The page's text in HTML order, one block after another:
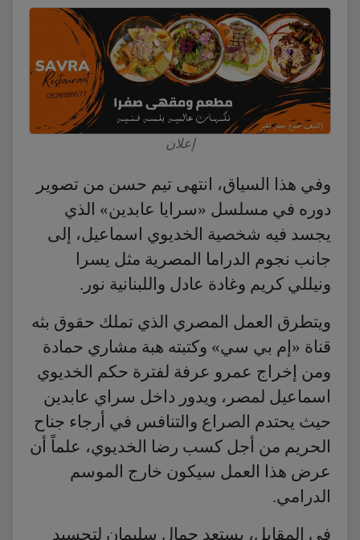
إعلان
وفي هذا السياق، انتهى تيم حسن من تصوير
دوره في مسلسل «سرايا عابدين» الذي
يجسد فيه شخصية الخديوي اسماعيل، إلى
جانب نجوم الدراما المصرية مثل يسرا
ونيللي كريم وغادة عادل واللبنانية نور.
ويتطرق العمل المصري الذي تملك حقوق بثه
قناة «إم بي سي» وكتبته هبة مشاري حمادة
ومن إخراج عمرو عرفة لفترة حكم الخديوي
اسماعيل لمصر، ويدور داخل سراي عابدين
حيث يحتدم الصراع والتنافس في أرجاء جناح
الحريم من أجل كسب رضا الخديوي، علماً أن
عرض هذا العمل سيكون خارج الموسم
الدرامي.
في المقابل، يستعد جمال سليمان لتجسيد